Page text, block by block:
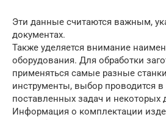
Эти данные считаются важным,
документах.
Также уделяется внимание
оборудования. Для обработки
применяться самые разные
инструменты, выбор проводится
поставленных задач и некоторых
Информация о комплектации